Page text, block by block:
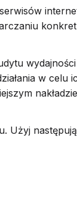
w celu
Użyj